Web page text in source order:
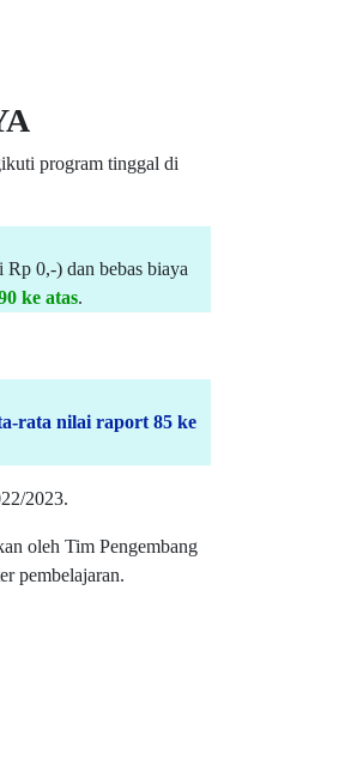
program tinggal di
0,-) dan bebas biaya
ke atas.
rata nilai raport 85 ke
2023.
oleh Tim Pengembang
pembelajaran.